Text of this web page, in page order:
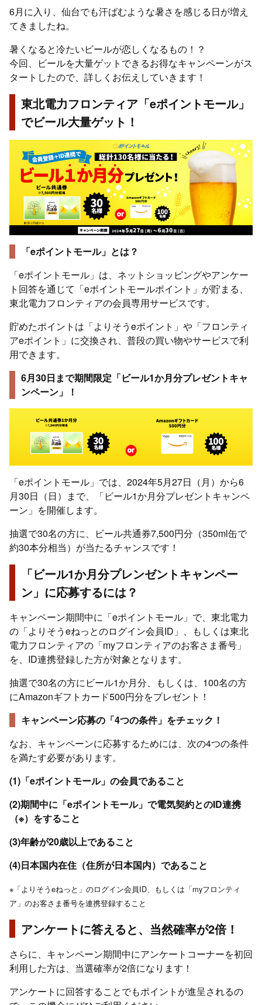
6月に入り、仙台でも汗ばむような暑さを感じる日が増え
てきましたね。
暑くなると冷たいビールが恋しくなるもの！？
今回、ビールを大量ゲットできるお得なキャンペーンがス
タートしたので、詳しくお伝えしていきます！
東北電力フロンティア「eポイントモール」
でビール大量ゲット！
「eポイントモール」とは？
「eポイントモール」は、ネットショッピングやアンケー
ト回答を通じて「eポイントモールポイント」が貯まる、
東北電力フロンティアの会員専用サービスです。
貯めたポイントは「よりそうeポイント」や「フロンティ
アeポイント」に交換され、普段の買い物やサービスで利
用できます。
6月30日まで期間限定「ビール1か月分プレゼントキャ
ンペーン」！
「eポイントモール」では、2024年5月27日（月）から6
月30日（日）まで、「ビール1か月分プレゼントキャンペ
ーン」を開催します。
抽選で30名の方に、ビール共通券7,500円分（350ml缶で
約30本分相当）が当たるチャンスです！
「ビール1か月分プレンゼントキャンペー
ン」に応募するには？
キャンペーン期間中に「eポイントモール」で、東北電力
の「よりそうeねっとのログイン会員ID」、もしくは東北
電力フロンティアの「myフロンティアのお客さま番号」
を、ID連携登録した方が対象となります。
抽選で30名の方にビール1か月分、もしくは、100名の方
にAmazonギフトカード500円分をプレゼント！
キャンペーン応募の「4つの条件」をチェック！
なお、キャンペーンに応募するためには、次の4つの条件
を満たす必要があります。
(1)「eポイントモール」の会員であること
(2)期間中に「eポイントモール」で電気契約とのID連携
（※）をすること
(3)年齢が20歳以上であること
(4)日本国内在住（住所が日本国内）であること
※「よりそうeねっと」のログイン会員ID、もしくは「myフロンティ
ア」のお客さま番号を連携登録すること
アンケートに答えると、当然確率が2倍！
さらに、キャンペーン期間中にアンケートコーナーを初回
利用した方は、当選確率が2倍になります！
アンケートに回答することでもポイントが進呈されるの